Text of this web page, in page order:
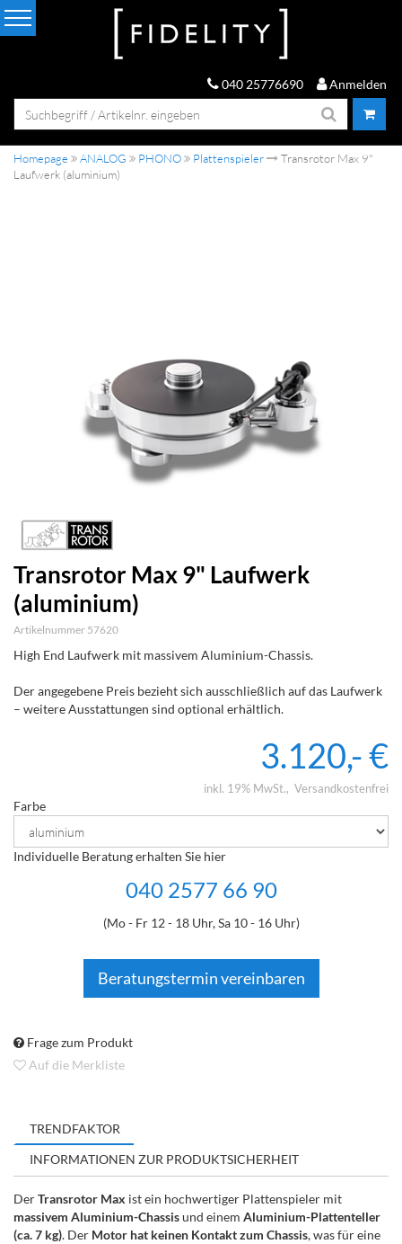
040 25776690 Anmelden
Homepage ANALOG PHONO Plattenspieler
Transrotor Max 9"
Laufwerk (aluminium)
Transrotor Max 9" Laufwerk
(aluminium)
Artikelnummer 57620
High End Laufwerk mit massivem Aluminium-Chassis.
Der angegebene Preis bezieht sich ausschließlich auf das Laufwerk
– weitereAusstattungen sind optional erhältlich.
3.120,- €
inkl. 19% MwSt. Versandkostenfrei
Farbe
Individuelle Beratung erhalten Sie hier
040 2577 66 90
(Mo - Fr 12 - 18 Uhr, Sa 10 - 16 Uhr)
Beratungstermin vereinbaren
Frage zum Produkt
Auf die Merkliste
TRENDFAKTOR
INFORMATIONEN ZUR PRODUKTSICHERHEIT
DerTransrotor Max ist ein hochwertiger Plattenspieler mit
massivem Aluminium-Chassisund einem Aluminium-Plattenteller
(ca. 7 kg). Der Motor hat keinen Kontakt zum Chassis, was für eine